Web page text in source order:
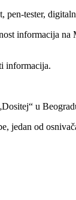
pen-tester,
informacija na
informacija.
u
jedan od